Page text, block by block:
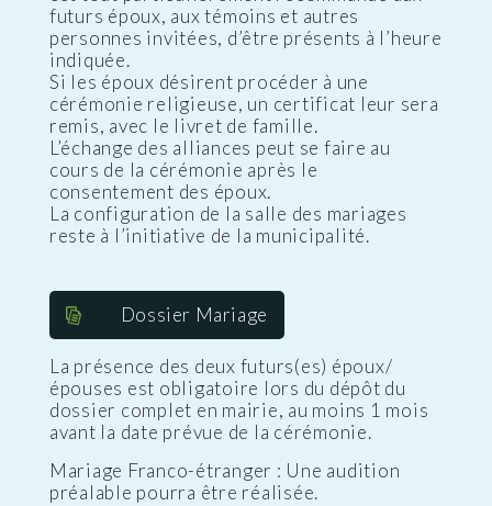
futurs époux, aux témoins et autres
personnes invitées, d’être présents à l’heure
indiquée.
Si les époux désirent procéder à une
cérémonie religieuse, un certificat leur sera
remis, avec le livret de famille.
L’échange des alliances peut se faire au
cours de la cérémonie après le
consentement des époux.
La configuration de la salle des mariages
reste à l’initiative de la municipalité.
Dossier Mariage
La présence des deux futurs(es) époux/
épouses est obligatoire lors du dépôt du
dossier complet en mairie, au moins 1 mois
avant la date prévue de la cérémonie.
Mariage Franco-étranger : Une audition
préalable pourra être réalisée.